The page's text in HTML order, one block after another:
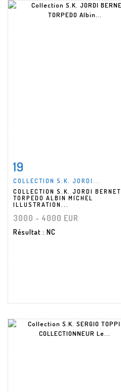
Fiche détaillée
19
COLLECTION S.K. JORDI...
COLLECTION S.K. JORDI BERNET
TORPEDO ALBIN MICHEL
ILLUSTRATION...
3000 - 4000 EUR
Résultat : NC